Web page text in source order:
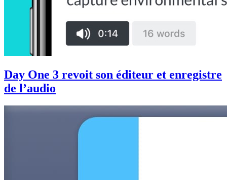
Day One 3 revoit son éditeur et enregistre
de l’audio